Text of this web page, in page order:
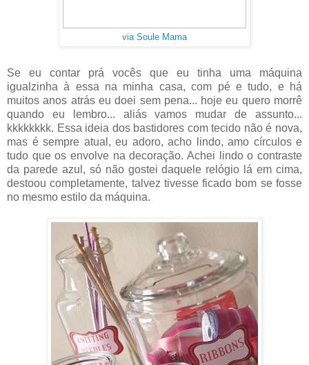
via Soule Mama
Se eu contar prá vocês que eu tinha uma máquina
igualzinha à essa na minha casa, com pé e tudo, e há
muitos anos atrás eu doei sem pena... hoje eu quero morrê
quando eu lembro... aliás vamos mudar de assunto...
kkkkkkkk. Essa ideia dos bastidores com tecido não é nova,
mas é sempre atual, eu adoro, acho lindo, amo círculos e
tudo que os envolve na decoração. Achei lindo o contraste
da parede azul, só não gostei daquele relógio lá em cima,
destoou completamente, talvez tivesse ficado bom se fosse
no mesmo estilo da máquina.